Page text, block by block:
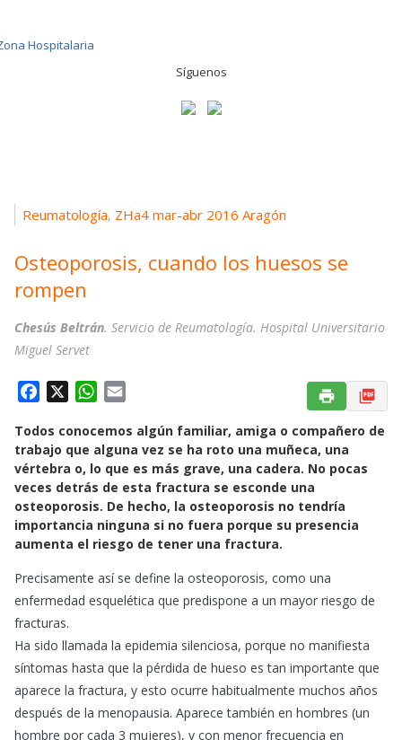
Síguenos
Reumatología, ZHa4 mar-abr 2016 Aragón
Osteoporosis, cuando los huesos se
rompen
Chesús Beltrán. Servicio de Reumatología. Hospital Universitario
Miguel Servet
c
e
b
o
o
k
W
a
t
s
A
p
p
a
i
l
Todos conocemos algún familiar, amiga o compañero de
trabajo que alguna vez se ha roto una muñeca, una
vértebra o, lo que es más grave, una cadera. No pocas
veces detrás de esta fractura se esconde una
osteoporosis. De hecho, la osteoporosis no tendría
importancia ninguna si no fuera porque su presencia
aumenta el riesgo de tener una fractura.
Precisamente así se define la osteoporosis, como una
enfermedad esquelética que predispone a un mayor riesgo de
fracturas.
Ha sido llamada la epidemia silenciosa, porque no manifiesta
síntomas hasta que la pérdida de hueso es tan importante que
aparece la fractura, y esto ocurre habitualmente muchos años
después de la menopausia. Aparece también en hombres (un
hombre por cada 3 mujeres), y con menor frecuencia en